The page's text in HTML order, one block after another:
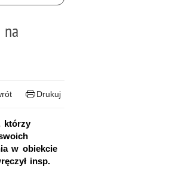
Drukuj
którzy
w obiekcie
insp.